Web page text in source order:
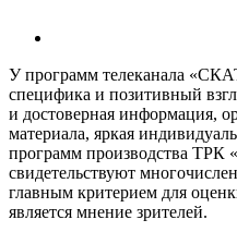
У программ телеканала
специфика и позитивный
и достоверная информация,
материала, яркая
программ производства
свидетельствуют
главным критерием для
является мнение зрителей.